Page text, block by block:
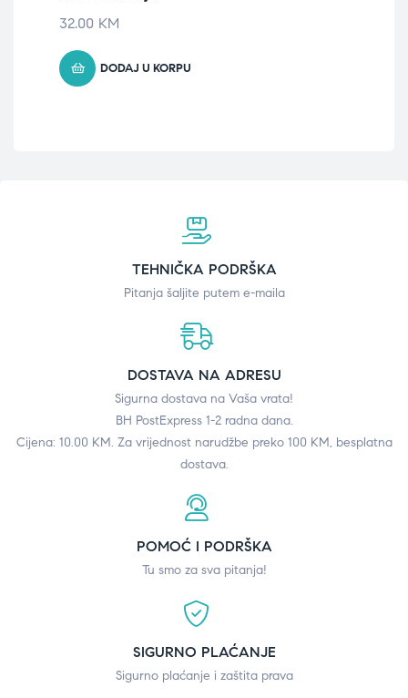
32.00 KM
DODAJ U KORPU
TEHNIČKA PODRŠKA
Pitanja šaljite putem e-maila
DOSTAVA NA ADRESU
Sigurna dostava na Vaša vrata!
BH PostExpress 1-2 radna dana.
Cijena: 10.00 KM. Za vrijednost narudžbe preko 100 KM, besplatna
dostava.
POMOĆ I PODRŠKA
Tu smo za sva pitanja!
SIGURNO PLAĆANJE
Sigurno plaćanje i zaštita prava